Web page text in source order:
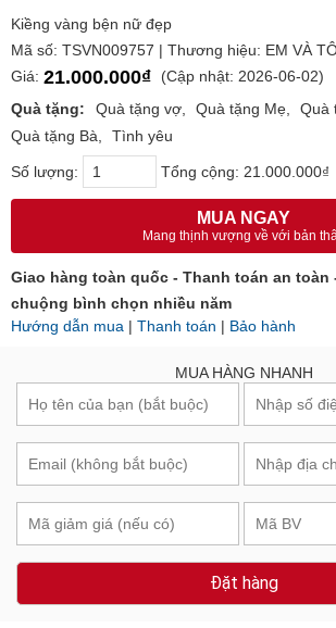
Kiềng vàng bện nữ đẹp
Mã số: TSVN009757 | Thương hiệu: EM VÀ
Giá: 21.000.000₫
(Cập nhật: 2026-06-02)
Quà tặng:
Quà tặng vợ Quà tặng Mẹ
Quà
Quà tặng Bà
Tình yêu
Số lượng: Tổng cộng: 21.000.000₫
MUA NGAY
Mang thịnh vượng về với bản
Giao hàng toàn quốc - Thanh toán an toàn
chuộng bình chọn nhiều năm
Hướng dẫn mua | Thanh toán | Bảo hành
MUA HÀNG NHANH
Đặt hàng